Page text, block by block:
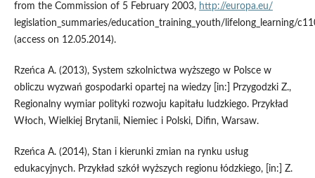
from the Commission of 5 February 2003, http://europa.eu/
legislation_summaries/education_training_youth/lifelong_learning/
(access on 12.05.2014).
Rzeńca A. (2013), System szkolnictwa wyższego w Polsce w
obliczu wyzwań gospodarki opartej na wiedzy [in:] Przygodzki Z.,
Regionalny wymiar polityki rozwoju kapitału ludzkiego. Przykład
Włoch, Wielkiej Brytanii, Niemiec i Polski, Difin, Warsaw.
Rzeńca A. (2014), Stan i kierunki zmian na rynku usług
edukacyjnych. Przykład szkół wyższych regionu łódzkiego, [in:] Z.